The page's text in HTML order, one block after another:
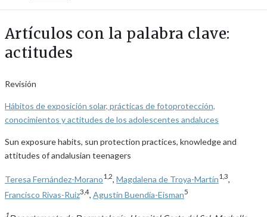
Artículos con la palabra clave:
actitudes
Revisión
Hábitos de exposición solar, prácticas de fotoprotección,
conocimientos y actitudes de los adolescentes andaluces
Sun exposure habits, sun protection practices, knowledge and
attitudes of andalusian teenagers
Teresa Fernández-Morano1,2, Magdalena de Troya-Martín1,3,
Francisco Rivas-Ruiz3,4 Agustín Buendía-Eisman5
1